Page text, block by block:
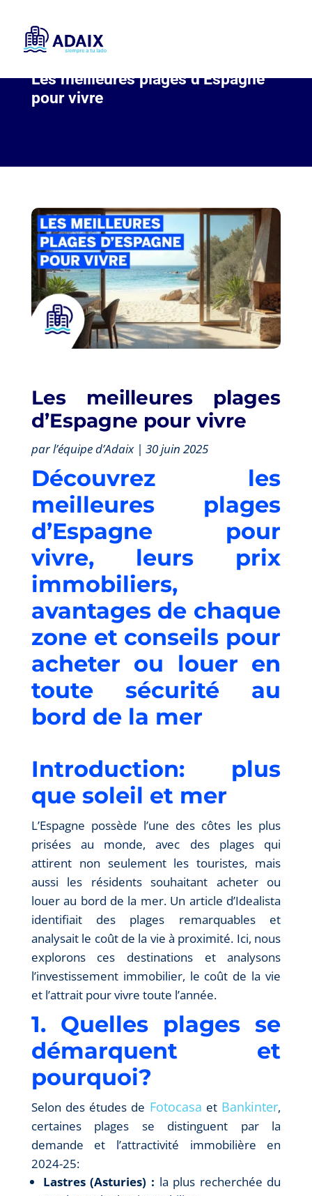
Les meilleures plages d’Espagne
pour vivre
Les meilleures plages
d’Espagne pour vivre
par l’équipe d’Adaix | 30 juin 2025
Découvrez les
meilleures plages
d’Espagne pour
vivre, leurs prix
immobiliers,
avantages de chaque
zone et conseils pour
acheter ou louer en
toute sécurité au
bord de la mer
Introduction: plus
que soleil et mer
L’Espagne possède l’une des côtes les plus
prisées au monde, avec des plages qui
attirent non seulement les touristes, mais
aussi les résidents souhaitant acheter ou
louer au bord de la mer. Un article d’Idealista
identifiait des plages remarquables et
analysait le coût de la vie à proximité. Ici, nous
explorons ces destinations et analysons
l’investissement immobilier, le coût de la vie
et l’attrait pour vivre toute l’année.
1. Quelles plages se
démarquent et
pourquoi?
Selon des études de Fotocasa et Bankinter,
certaines plages se distinguent par la
demande et l’attractivité immobilière en
2024-25:
Lastres (Asturies) : la plus recherchée du